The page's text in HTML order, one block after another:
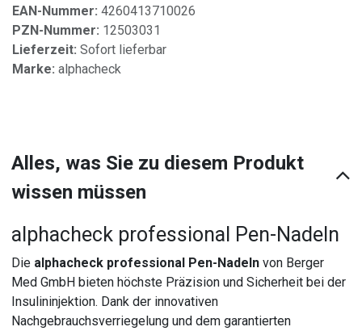
EAN-Nummer: 4260413710026
PZN-Nummer: 12503031
Lieferzeit: Sofort lieferbar
Marke: alphacheck
Alles, was Sie zu diesem Produkt
wissen müssen
alphacheck professional Pen-Nadeln
Die alphacheck professional Pen-Nadeln von Berger
Med GmbH bieten höchste Präzision und Sicherheit bei der
Insulininjektion. Dank der innovativen
Nachgebrauchsverriegelung und dem garantierten